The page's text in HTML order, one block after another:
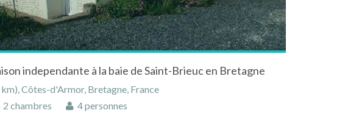
independante à la baie de Saint-Brieuc en Bretagne
Côtes-d'Armor, Bretagne, France
chambres 4 personnes